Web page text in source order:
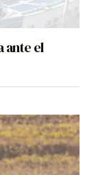
ante el